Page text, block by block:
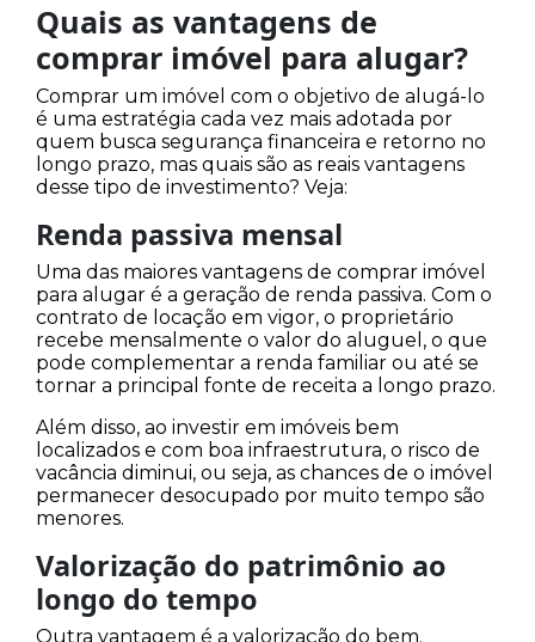
Quais as vantagens de
comprar imóvel para alugar?
Comprar um imóvel com o objetivo de alugá-lo
é uma estratégia cada vez mais adotada por
quem busca segurança financeira e retorno no
longo prazo, mas quais são as reais vantagens
desse tipo de investimento? Veja:
Renda passiva mensal
Uma das maiores vantagens de comprar imóvel
para alugar é a geração de renda passiva. Com o
contrato de locação em vigor, o proprietário
recebe mensalmente o valor do aluguel, o que
pode complementar a renda familiar ou até se
tornar a principal fonte de receita a longo prazo.
Além disso, ao investir em imóveis bem
localizados e com boa infraestrutura, o risco de
vacância diminui, ou seja, as chances de o imóvel
permanecer desocupado por muito tempo são
menores.
Valorização do patrimônio ao
longo do tempo
Outra vantagem é a valorização do bem.